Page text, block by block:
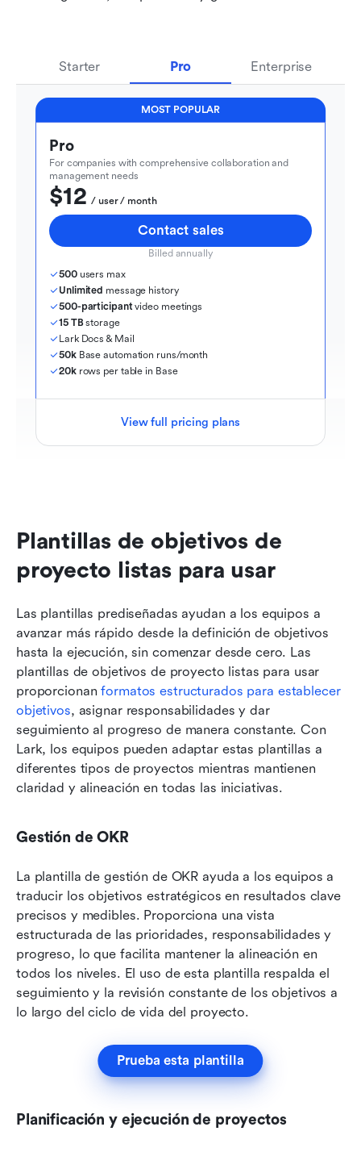
Starter Pro Enterprise
MOST POPULAR
Pro
For companies with comprehensive collaboration and
management needs
$12
  / user / month
Contact sales
Billed annually
500 users max
Unlimited message history
500-participant video meetings
15 TB storage
Lark Docs & Mail
50k Base automation runs/month
20k rows per table in Base
View full pricing plans
Plantillas de objetivos de
proyecto listas para usar
Las plantillas prediseñadas ayudan a los equipos a
avanzar más rápido desde la definición de objetivos
hasta la ejecución, sin comenzar desde cero. Las
plantillas de objetivos de proyecto listas para usar
proporcionan formatos estructurados para establecer
objetivos, asignar responsabilidades y dar
seguimiento al progreso de manera constante. Con
Lark, los equipos pueden adaptar estas plantillas a
diferentes tipos de proyectos mientras mantienen
claridad y alineación en todas las iniciativas.
Gestión de OKR
La plantilla de gestión de OKR ayuda a los equipos a
traducir los objetivos estratégicos en resultados clave
precisos y medibles. Proporciona una vista
estructurada de las prioridades, responsabilidades y
progreso, lo que facilita mantener la alineación en
todos los niveles. El uso de esta plantilla respalda el
seguimiento y la revisión constante de los objetivos a
lo largo del ciclo de vida del proyecto.
Prueba esta plantilla
Planificación y ejecución de proyectos